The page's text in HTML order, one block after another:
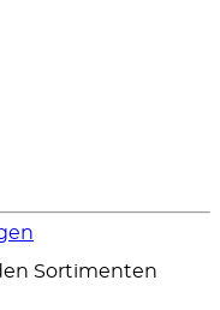
Sortimenten